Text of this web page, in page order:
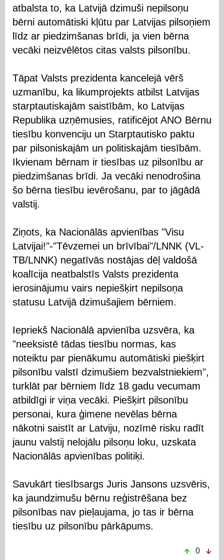
atbalsta to, ka Latvijā dzimuši nepilsoņu
bērni automātiski kļūtu par Latvijas pilsoņiem
līdz ar piedzimšanas brīdi, ja vien bērna
vecāki neizvēlētos citas valsts pilsonību.
Tāpat Valsts prezidenta kancelejā vērš
uzmanību, ka likumprojekts atbilst Latvijas
starptautiskajām saistībām, ko Latvijas
Republika uzņēmusies, ratificējot ANO Bērnu
tiesību konvenciju un Starptautisko paktu
par pilsoniskajām un politiskajām tiesībām.
Ikvienam bērnam ir tiesības uz pilsonību ar
piedzimšanas brīdi. Ja vecāki nenodrošina
šo bērna tiesību ievērošanu, par to jāgādā
valstij.
Ziņots, ka Nacionālās apvienības "Visu
Latvijai!"-"Tēvzemei un brīvībai"/LNNK (VL-
TB/LNNK) negatīvās nostājas dēļ valdošā
koalīcija neatbalstīs Valsts prezidenta
ierosinājumu vairs nepiešķirt nepilsoņa
statusu Latvijā dzimušajiem bērniem.
Iepriekš Nacionālā apvienība uzsvēra, ka
"neeksistē tādas tiesību normas, kas
noteiktu par pienākumu automātiski piešķirt
pilsonību valstī dzimušiem bezvalstniekiem",
turklāt par bērniem līdz 18 gadu vecumam
atbildīgi ir viņa vecāki. Piešķirt pilsonību
personai, kura ģimene nevēlas bērna
nākotni saistīt ar Latviju, nozīmē risku radīt
jaunu valstij nelojālu pilsoņu loku, uzskata
Nacionālās apvienības politiķi.
Savukārt tiesībsargs Juris Jansons uzsvēris,
ka jaundzimušu bērnu reģistrēšana bez
pilsonības nav pieļaujama, jo tas ir bērna
tiesību uz pilsonību pārkāpums.
0